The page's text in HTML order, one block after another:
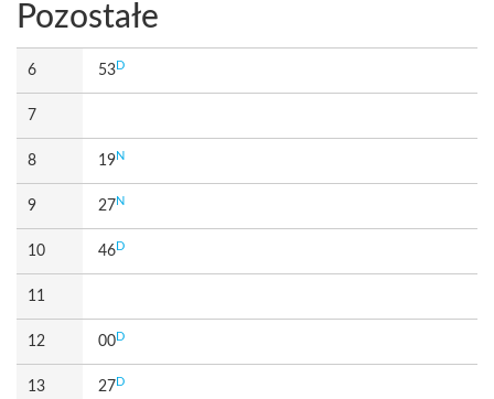
Pozostałe
6 53 D
7
8 19 N
9 27 N
10 46 D
11
12 00 D
13 27 D